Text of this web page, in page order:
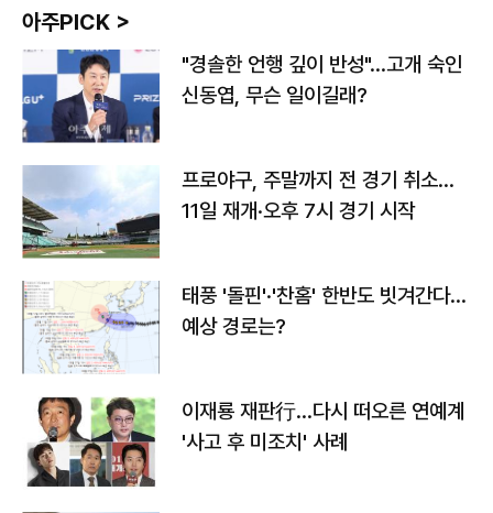
아주PICK >
"경솔한 언행 깊이 반성"…고개 숙인
신동엽, 무슨 일이길래?
프로야구, 주말까지 전 경기 취소…
11일 재개·오후 7시 경기 시작
태풍 '돌핀'·'찬홈' 한반도 빗겨간다…
예상 경로는?
이재룡 재판行…다시 떠오른 연예계
'사고 후 미조치' 사례